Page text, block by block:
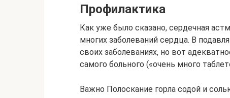
Профилактика
Как уже было сказано, сердечная
многих заболеваний сердца. В
своих заболеваниях, но вот
самого больного («очень много
Важно Полоскание горла содой и